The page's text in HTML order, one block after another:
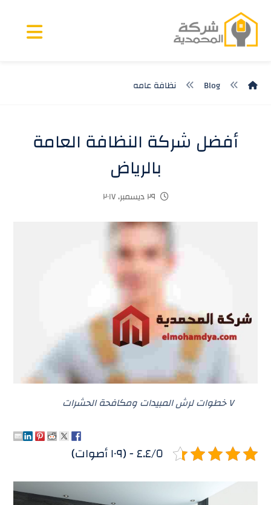
Blog نظافة عامه
أفضل شركة النظافة العامة
بالرياض
٢٩ ديسمبر، ٢٠١٧
٧ خطوات لرش المبيدات ومكافحة الحشرات
٤.٤/٥ - (١٠٩ أصوات)